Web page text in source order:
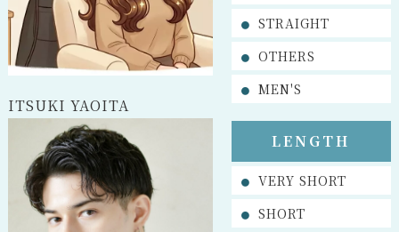
ITSUKI YAOITA
STRAIGHT
OTHERS
MEN'S
LENGTH
VERY SHORT
SHORT